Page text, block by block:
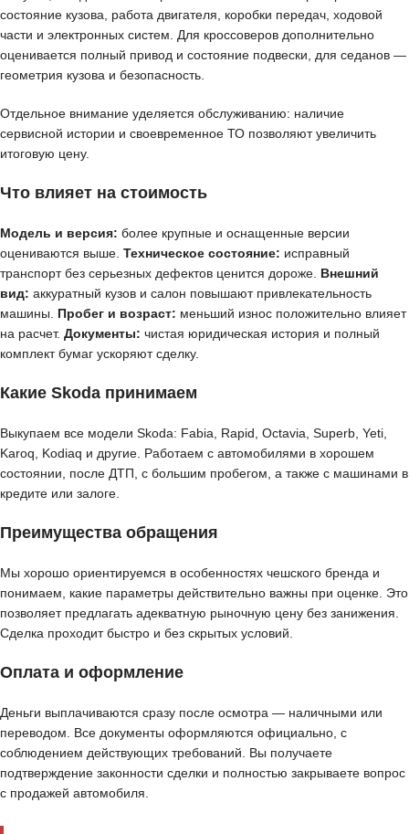
состояние кузова, работа двигателя, коробки передач, ходовой
части и электронных систем. Для кроссоверов дополнительно
оценивается полный привод и состояние подвески, для седанов —
геометрия кузова и безопасность.
Отдельное внимание уделяется обслуживанию: наличие
сервисной истории и своевременное ТО позволяют увеличить
итоговую цену.
Что влияет на стоимость
Модель и версия: более крупные и оснащенные версии
оцениваются выше. Техническое состояние: исправный
транспорт без серьезных дефектов ценится дороже. Внешний
вид: аккуратный кузов и салон повышают привлекательность
машины. Пробег и возраст: меньший износ положительно влияет
на расчет. Документы: чистая юридическая история и полный
комплект бумаг ускоряют сделку.
Какие Skoda принимаем
Выкупаем все модели Skoda: Fabia, Rapid, Octavia, Superb, Yeti,
Karoq, Kodiaq и другие. Работаем с автомобилями в хорошем
состоянии, после ДТП, с большим пробегом, а также с машинами в
кредите или залоге.
Преимущества обращения
Мы хорошо ориентируемся в особенностях чешского бренда и
понимаем, какие параметры действительно важны при оценке. Это
позволяет предлагать адекватную рыночную цену без занижения.
Сделка проходит быстро и без скрытых условий.
Оплата и оформление
Деньги выплачиваются сразу после осмотра — наличными или
переводом. Все документы оформляются официально, с
соблюдением действующих требований. Вы получаете
подтверждение законности сделки и полностью закрываете вопрос
с продажей автомобиля.